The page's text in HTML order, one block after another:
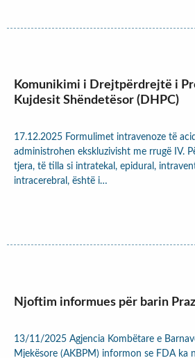
Komunikimi i Drejtpërdrejtë i
Kujdesit Shëndetësor (DHPC)
17.12.2025 Formulimet intravenoze të
administrohen ekskluzivisht me rrugë IV.
tjera, të tilla si intratekal, epidural,
intracerebral, është i…
Njoftim informues për barin
13/11/2025 Agjencia Kombëtare e
Mjekësore (AKBPM) informon se FDA ka